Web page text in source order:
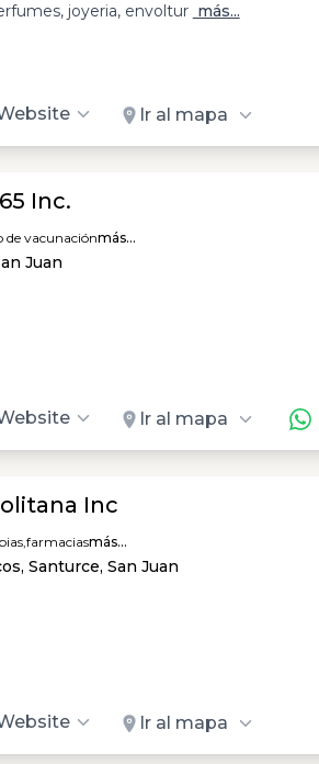
joyeria, envoltur más...
Ir al mapa
Inc.
de vacunaciónmás...
Juan
Ir al mapa
Inc
farmaciasmás...
Santurce, San Juan
Ir al mapa